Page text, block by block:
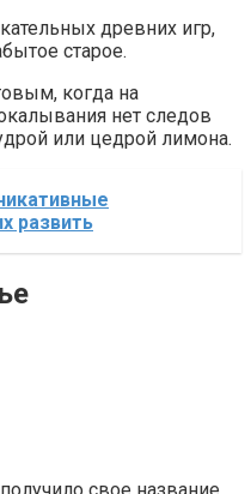
древних игр,
старое.
когда на
нет следов
или цедрой лимона.
развить